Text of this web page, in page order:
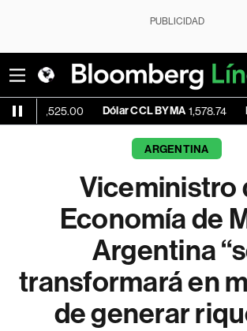
PUBLICIDAD
Dólar CCL BYMA 1,578.74 BTC/USD
ARGENTINA
Viceministro
Economía de
Argentina
transformará en
de generar